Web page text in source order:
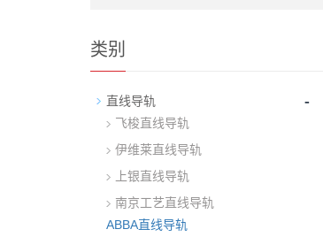
类别
直线导轨 -
飞梭直线导轨
伊维莱直线导轨
上银直线导轨
南京工艺直线导轨
ABBA直线导轨